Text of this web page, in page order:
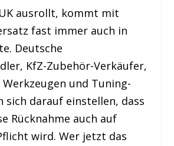
ausrollt, kommt mit
fast immer auch in
Deutsche
KfZ-Zubehör-Verkäufer,
und Tuning-
sich darauf einstellen, dass
Rücknahme auch auf
wird. Wer jetzt das